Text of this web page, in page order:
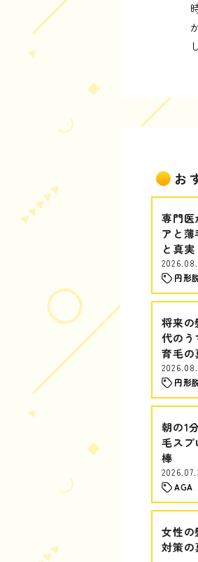
お
専門医
アと
と真実
円形
将来の
代のう
育毛の
円形
朝の1
毛スプ
棒
AGA
女性の
対策の